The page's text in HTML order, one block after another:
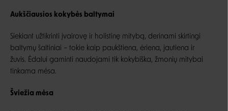
Aukščiausios kokybės baltymai
Siekiant užtikrinti įvairovę ir holistinę mitybą, derinami skirtingi
baltymų šaltiniai – tokie kaip paukštiena, ėriena, jautiena ir
žuvis. Ėdalui gaminti naudojami tik kokybiška, žmonių mitybai
tinkama mėsa.
Šviežia mėsa